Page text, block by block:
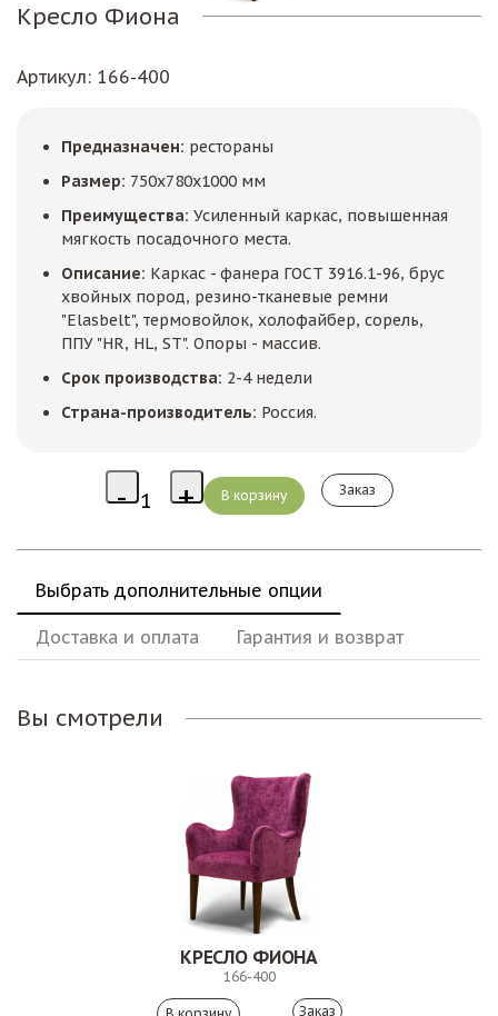
Кресло Фиона
Артикул: 166-400
Предназначен: рестораны
Размер: 750х780х1000 мм
Преимущества: Усиленный каркас, повышенная
мягкость посадочного места.
Описание: Каркас - фанера ГОСТ 3916.1-96, брус
хвойных пород, резино-тканевые ремни
"Elasbelt", термовойлок, холофайбер, сорель,
ППУ "HR, HL, ST". Опоры - массив.
Срок производства: 2-4 недели
Страна-производитель: Россия.
Заказ
Выбрать дополнительные опции
Доставка и оплата Гарантия и возврат
Вы смотрели
КРЕСЛО ФИОНА
166-400
Заказ